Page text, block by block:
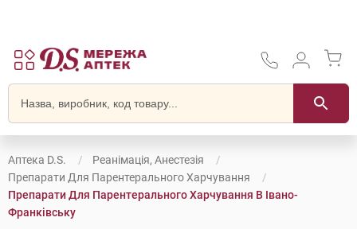
Аптека D.S.
Реанімація, Анестезія
Препарати Для Парентерального Харчування
Препарати Для Парентерального Харчування В Івано-
Франківську